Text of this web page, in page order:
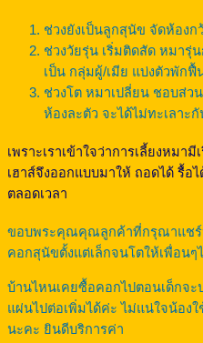
ช่วงยังเป็นลูกสุนัข จัดห้อง
ช่วงวัยรุ่น เริ่มติดสัด หมารุ่
เป็น กลุ่มผู้/เมีย แบ่งตัวพัก
ช่วงโต หมาเปลี่ยน ชอบส่ว
ห้องละตัว จะได้ไม่ทะเลาะกั
เพราะเราเข้าใจว่าการเลี้ยงหมา
เฮาส์จึงออกแบบมาให้ ถอดได้ รื้อ
ตลอดเวลา
ขอบพระคุณคุณลูกค้าที่กรุณาแชร์
คอกสุนัขตั้งแต่เล็กจนโตให้เพื่อน
บ้านไหนเคยซื้อคอกไปตอนเด็กจ
แผ่นไปต่อเพิ่มได้ค่ะ ไม่แน่ใจน้อง
นะคะ ยินดีบริการค่า